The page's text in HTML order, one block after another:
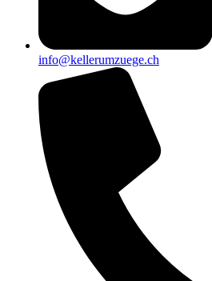
info@kellerumzuege.ch